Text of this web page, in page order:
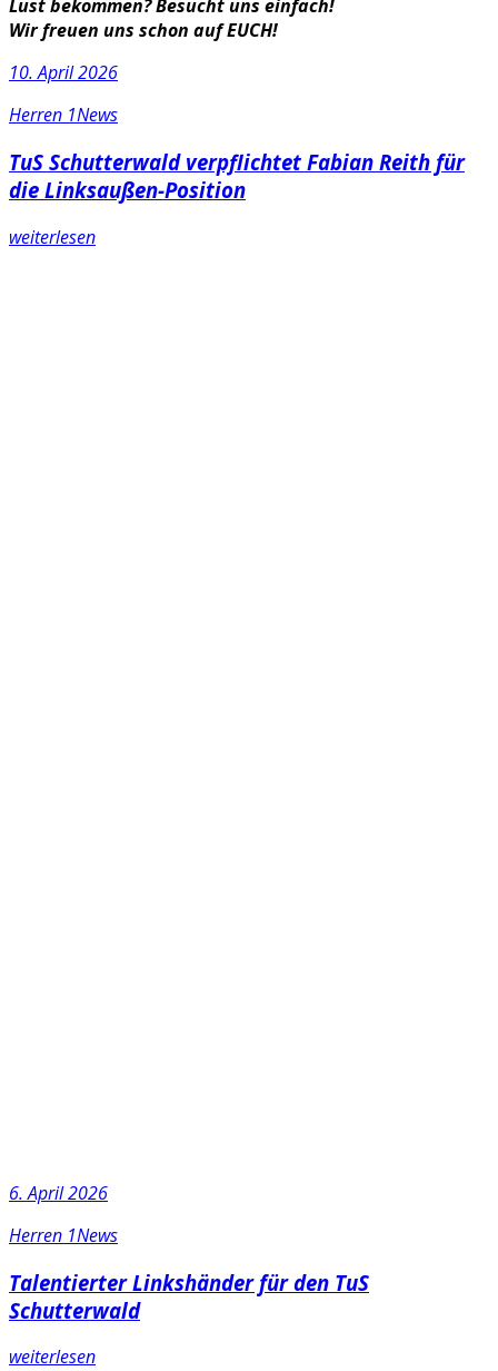
Lust bekommen?Besucht uns einfach!
Wir freuen uns schon auf EUCH!
10. April 2026
Herren 1News
TuS Schutterwald verpflichtet Fabian Reith für
die Linksaußen-Position
weiterlesen
6. April 2026
Herren 1News
Talentierter Linkshänder für den TuS
Schutterwald
weiterlesen